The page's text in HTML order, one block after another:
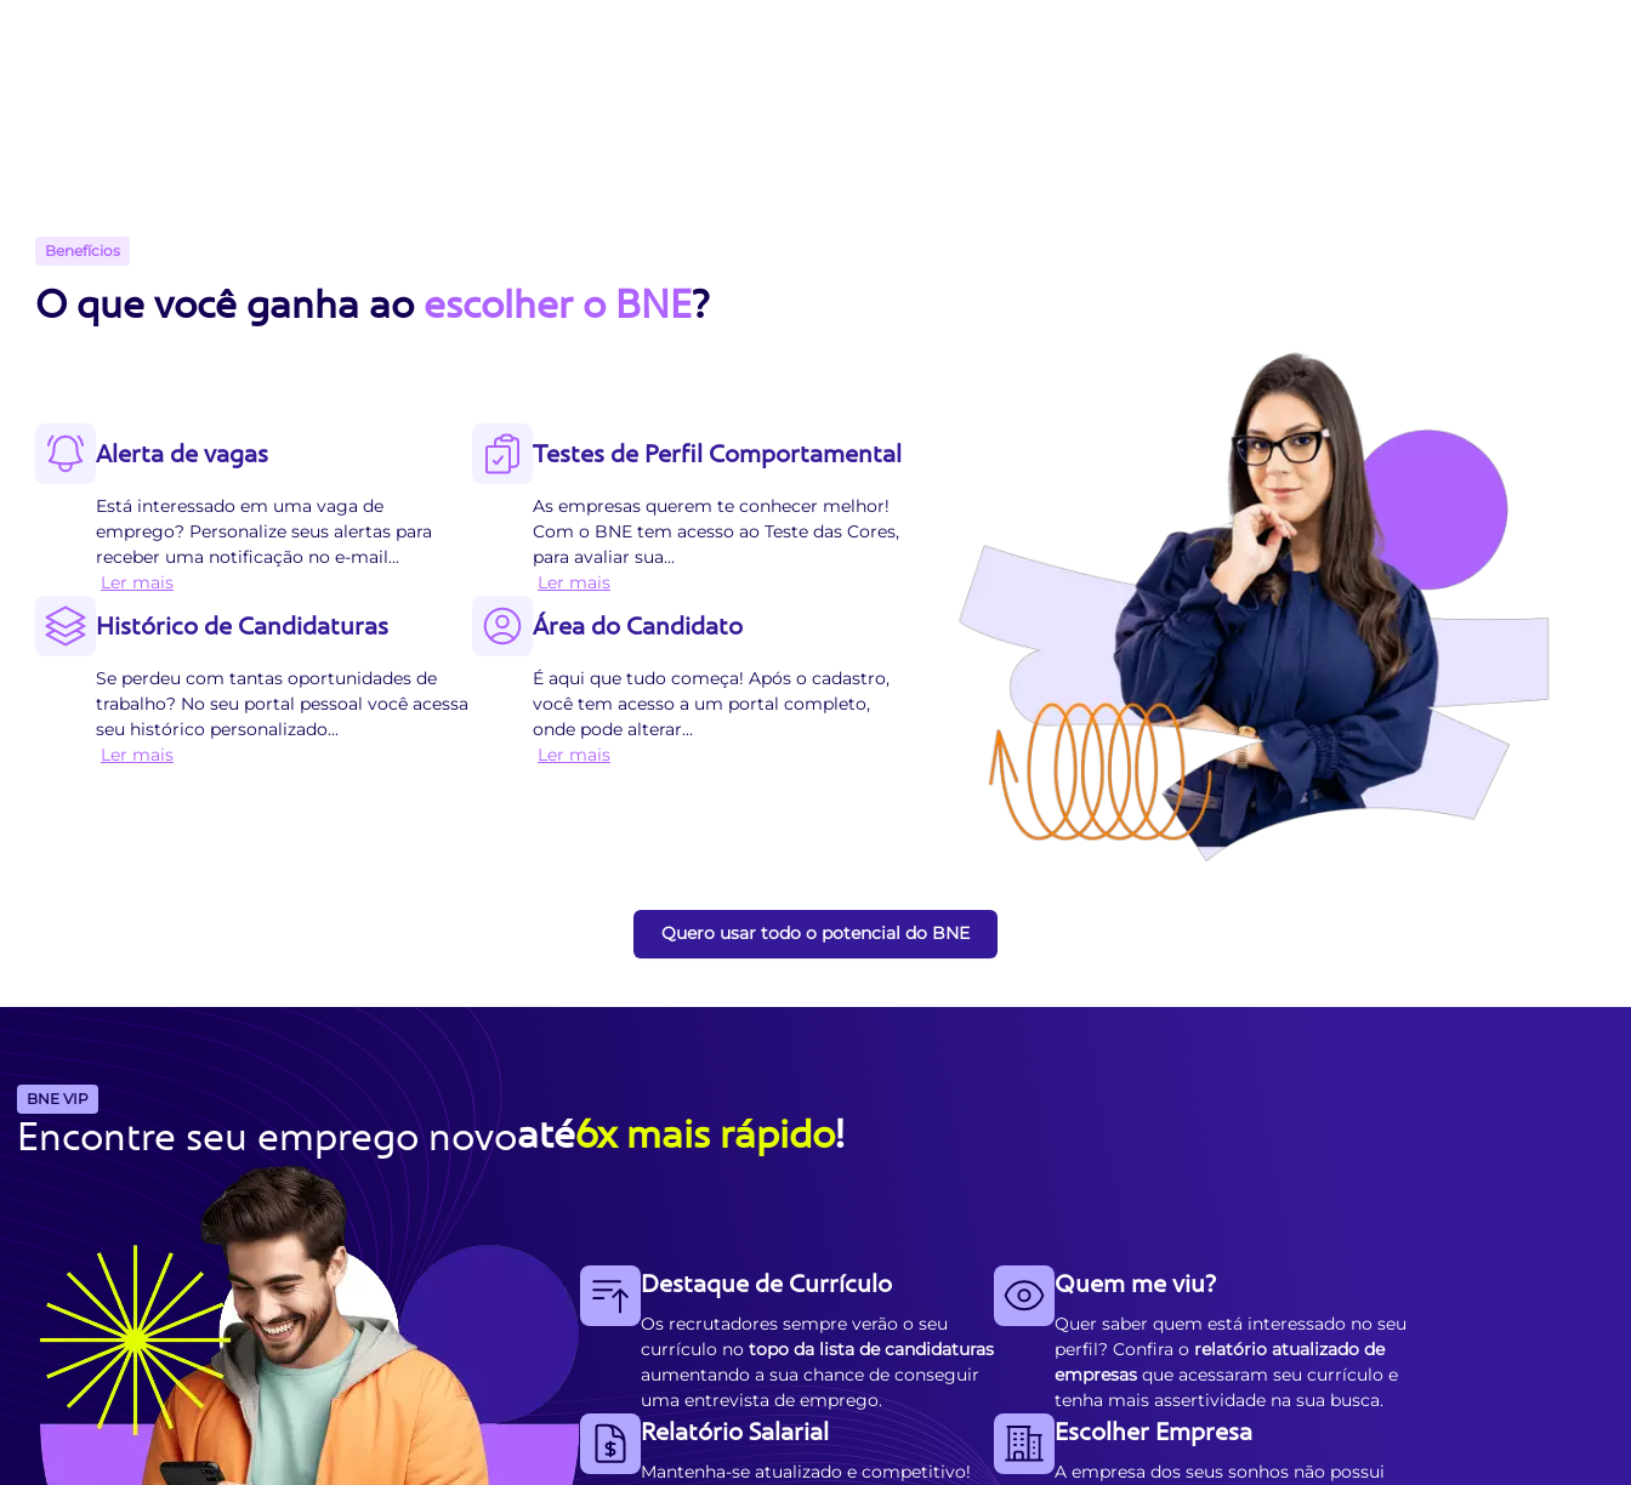
Benefícios
O que você ganha ao escolher o BNE?
Alerta de vagas
Está interessado em uma vaga de
emprego? Personalize seus alertas para
receber uma notificação no e-mail...
Ler mais
Testes de Perfil Comportamental
As empresas querem te conhecer melhor!
Com o BNE tem acesso ao Teste das Cores,
para avaliar sua...
Ler mais
Histórico de Candidaturas
Se perdeu com tantas oportunidades de
trabalho? No seu portal pessoal você acessa
seu histórico personalizado...
Ler mais
Área do Candidato
É aqui que tudo começa! Após o cadastro,
você tem acesso a um portal completo,
onde pode alterar...
Ler mais
Quero usar todo o potencial do BNE
BNE VIP
Encontre seu emprego novoaté6x mais rápido!
Destaque de Currículo
Os recrutadores sempre verão o seu
currículo no topo da lista de candidaturas
aumentando a sua chance de conseguir
uma entrevista de emprego.
Quem me viu?
Quer saber quem está interessado no seu
perfil? Confira o relatório atualizado de
empresas que acessaram seu currículo e
tenha mais assertividade na sua busca.
Relatório Salarial
Mantenha-se atualizado e competitivo!
Escolher Empresa
A empresa dos seus sonhos não possui